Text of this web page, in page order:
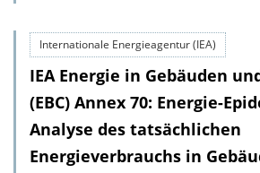
w
n
l
o
a
Internationale Energieagentur (IEA)
IEA Energie in Gebäuden
(EBC) Annex 70: Energie-
Analyse des tatsächlichen
Energieverbrauchs in